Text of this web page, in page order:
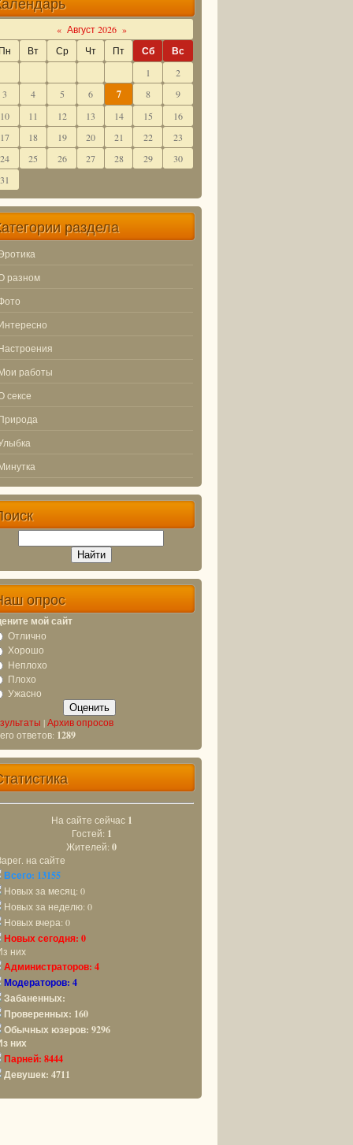
« Август 2026 »
Вт Ср Чт Пт Сб Вс
1
2
3
4 5 6 7 8
9
10
11 12 13 14 15
16
17
18 19 20 21 22
23
24
25 26 27 28 29
30
31
раздела
разном
работы
сексе
опрос
мой сайт
Отлично
Хорошо
Неплохо
Плохо
Ужасно
|Архив опросов
ответов: 1289
На сайте сейчас 1
Гостей: 1
Жителей: 0
на сайте
Всего: 13155
Новых за месяц: 0
Новых за неделю: 0
Новых вчера: 0
Новых сегодня: 0
них
Администраторов: 4
Модераторов: 4
Забаненных:
Проверенных: 160
Обычных юзеров: 9296
них
Парней: 8444
Девушек: 4711